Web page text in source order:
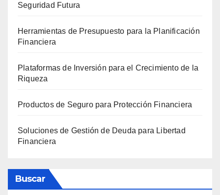
Seguridad Futura
Herramientas de Presupuesto para la Planificación
Financiera
Plataformas de Inversión para el Crecimiento de la
Riqueza
Productos de Seguro para Protección Financiera
Soluciones de Gestión de Deuda para Libertad
Financiera
Buscar